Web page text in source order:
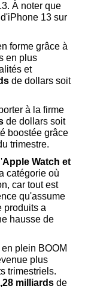
À noter que
13 sur
forme grâce à
en plus
et
de dollars soit
à la firme
de dollars soit
boostée grâce
trimestre.
Apple Watch et
catégorie où
car tout est
qu'assume
produits a
hausse de
plein BOOM
plus
trimestriels.
milliards de